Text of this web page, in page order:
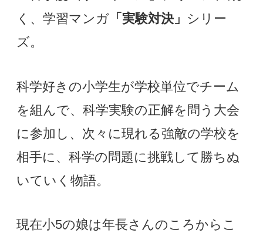
く、学習マンガ「実験対決」 シリー
ズ。
科学好きの小学生が学校単位でチーム
を組んで、科学実験の正解を問う大会
に参加し、次々に現れる強敵の学校を
相手に、科学の問題に挑戦して勝ちぬ
いていく物語。
現在小5の娘は年長さんのころからこ